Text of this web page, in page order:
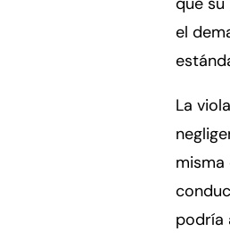
el
La
misma
podría